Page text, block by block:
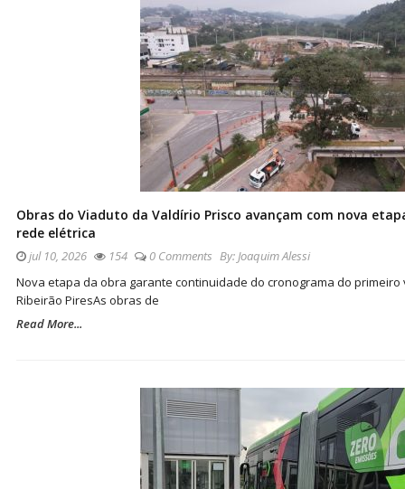
Obras do Viaduto da Valdírio Prisco avançam com nova
rede elétrica
jul 10, 2026 154 0 Comments By: Joaquim Alessi
Nova etapa da obra garante continuidade do cronograma do
Ribeirão Pires ​As obras de
Read More...